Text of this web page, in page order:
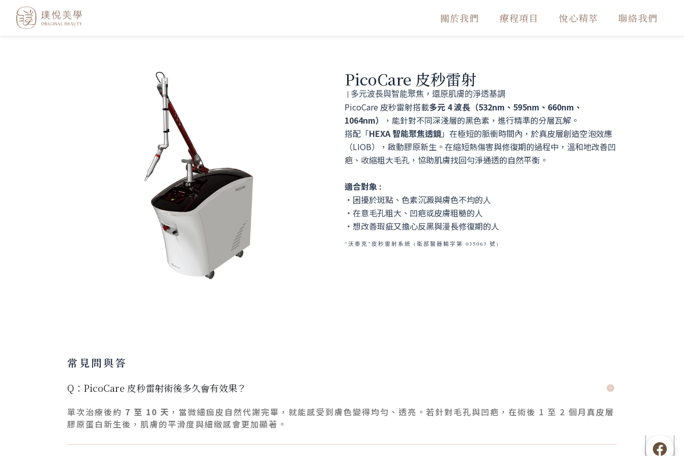
關於我們 療程項目 悅心精萃 聯絡我們
PicoCare 皮秒雷射
| 多元波長與智能聚焦，還原肌膚的淨透基調
PicoCare 皮秒雷射搭載多元 4 波長（532nm、595nm、660nm、
1064nm）
，能針對不同深淺層的黑色素，進行精準的分層瓦解。
搭配「HEXA 智能聚焦透鏡」在極短的脈衝時間內，於真皮層創造空泡效應
（LIOB），啟動膠原新生。在縮短熱傷害與修復期的過程中，溫和地改善凹
疤、收縮粗大毛孔，協助肌膚找回勻淨通透的自然平衡。
適合對象 :
・困擾於斑點、色素沉澱與膚色不均的人
・在意毛孔粗大、凹疤或皮膚粗糙的人
・想改善瑕疵又擔心反黑與漫長修復期的人
“沃泰克”皮秒雷射系統 (衛部醫器輸字第 035063 號)
常見問與答
Q：PicoCare 皮秒雷射術後多久會有效果？
單次治療後約 7 至 10 天 ，當微細痂皮自然代謝完畢，就能感受到膚色變得均勻、透亮。若針對毛孔與凹疤，在術後 1 至 2 個月真皮層
膠原蛋白新生後，肌膚的平滑度與細緻感會更加顯著。